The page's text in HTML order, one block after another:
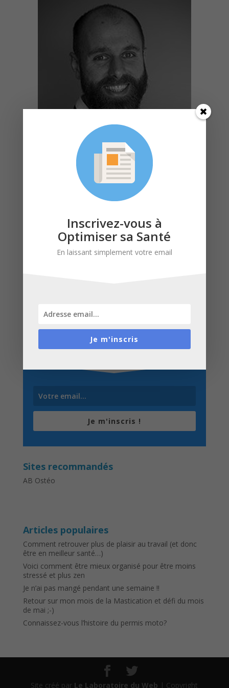
Alexandre Besson
Inscrivez-vous à Optimiser
sa Santé
En laissant simplement votre email
Je m'inscris !
Sites recommandés
AB Ostéo
Articles populaires
Comment retrouver plus de plaisir au travail (et donc
être en meilleur santé…)
Voici comment être mieux organisé pour être moins
stressé et plus zen
Je n’ai pas mangé pendant une semaine !!
Retour sur mon mois de la Mastication et défi du mois
de mai ;-)
Connaissez-vous l’histoire du permis moto?
Site créé par Le Laboratoire du Web | Copyright
Inscrivez-vous à
Optimiser sa Santé
En laissant simplement votre email
Je m'inscris